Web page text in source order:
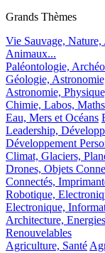
Grands Thèmes
Vie Sauvage,
Animaux...
Paléontologie,
Géologie,
Astronomie,
Chimie, Labos, Maths
Eau, Mers et Océans
Leadership,
Développement
Climat, Glaciers,
Drones, Objets
Connectés,
Robotique,
Electronique,
Architecture,
Renouvelables
Agriculture, Santé